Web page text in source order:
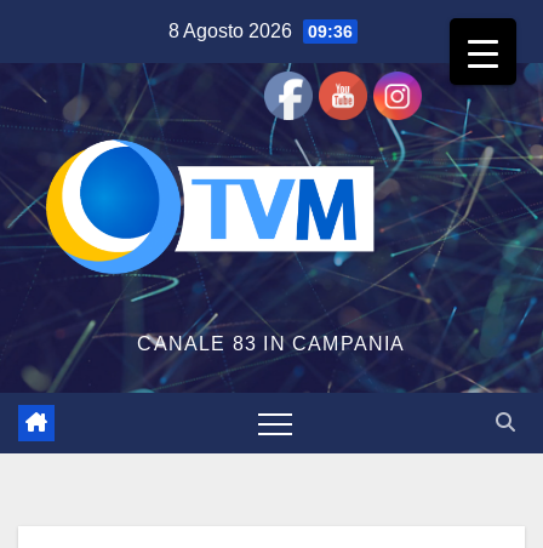
contenuto
8 Agosto 2026 09:36
CANALE 83 IN CAMPANIA